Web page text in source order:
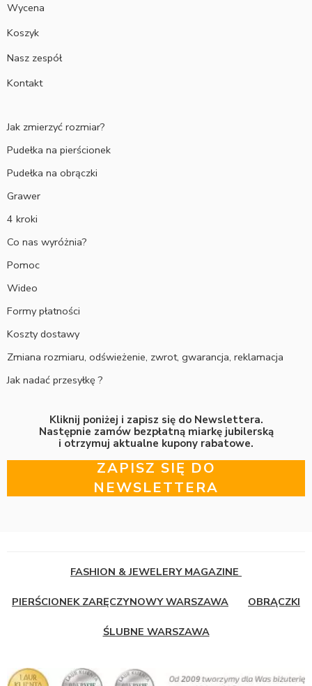
Wycena
Koszyk
Nasz zespół
Kontakt
Jak zmierzyć rozmiar?
Pudełka na pierścionek
Pudełka na obrączki
Grawer
4 kroki
Co nas wyróżnia?
Pomoc
Wideo
Formy płatności
Koszty dostawy
Zmiana rozmiaru, odświeżenie, zwrot, gwarancja, reklamacja
Jak nadać przesyłkę ?
Kliknij poniżej i zapisz się do Newslettera.
Następnie zamów bezpłatną miarkę jubilerską
i otrzymuj aktualne kupony rabatowe.
ZAPISZ SIĘ DO
NEWSLETTERA
FASHION & JEWELERY MAGAZINE
PIERŚCIONEK ZARĘCZYNOWY WARSZAWA OBRĄCZKI
ŚLUBNE WARSZAWA